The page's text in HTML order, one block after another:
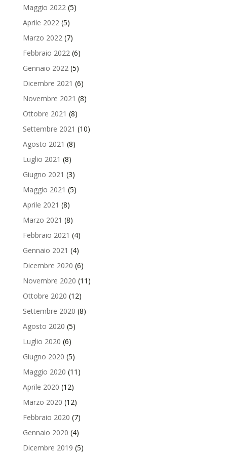
Maggio 2022(5)
Aprile 2022(5)
Marzo 2022(7)
Febbraio 2022(6)
Gennaio 2022(5)
Dicembre 2021 (6)
Novembre 2021 (8)
Ottobre 2021 (8)
Settembre 2021 (10)
Agosto 2021 (8)
Luglio 2021 (8)
Giugno 2021 (3)
Maggio 2021 (5)
Aprile 2021 (8)
Marzo 2021 (8)
Febbraio 2021 (4)
Gennaio 2021 (4)
Dicembre 2020 (6)
Novembre 2020 (11)
Ottobre 2020 (12)
Settembre 2020 (8)
Agosto 2020 (5)
Luglio 2020 (6)
Giugno 2020 (5)
Maggio 2020 (11)
Aprile 2020 (12)
Marzo 2020 (12)
Febbraio 2020 (7)
Gennaio 2020 (4)
Dicembre 2019 (5)